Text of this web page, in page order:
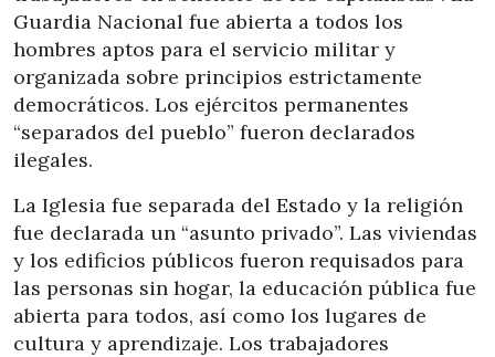
Guardia Nacional fue abierta a todos los
hombres aptos para el servicio militar y
organizada sobre principios estrictamente
democráticos. Los ejércitos permanentes
“separados del pueblo” fueron declarados
ilegales.
La Iglesia fue separada del Estado y la religión
fue declarada un “asunto privado”. Las viviendas
y los edificios públicos fueron requisados para
las personas sin hogar, la educación pública fue
abierta para todos, así como los lugares de
cultura y aprendizaje. Los trabajadores